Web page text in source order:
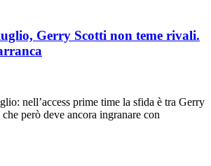
Gerry Scotti non teme rivali.
nell’access prime time la sfida è tra Gerry
però deve ancora ingranare con